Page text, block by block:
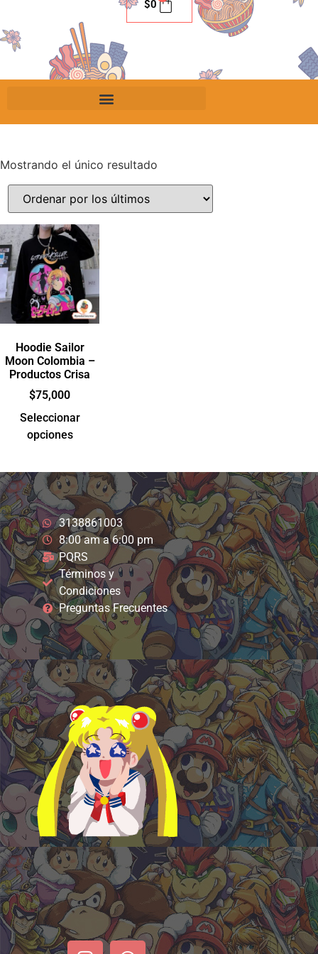
$0
Mostrando el único resultado
Hoodie Sailor
Moon Colombia –
Productos Crisa
$75,000
Seleccionar
opciones
3138861003
8:00 am a 6:00 pm
PQRS
Términos y
Condiciones
Preguntas Frecuentes